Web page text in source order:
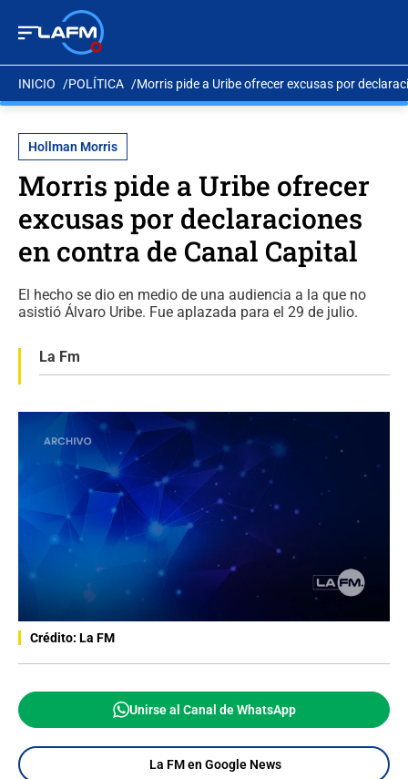
INICIO POLÍTICA Morris pide a Uribe ofrecer excusas por
Hollman Morris
Morris pide a Uribe ofrecer
excusas por declaraciones
en contra de Canal Capital
El hecho se dio en medio de una audiencia a la que no
asistió Álvaro Uribe. Fue aplazada para el 29 de julio.
La Fm
Crédito: La FM
Unirse al Canal de WhatsApp
La FM en Google News